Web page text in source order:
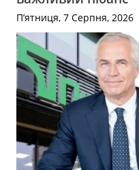
П’ятниця, 7 Серпня, 2026